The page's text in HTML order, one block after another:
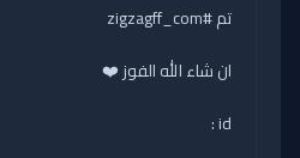
تم #zigzagff_com
ان شاء الله الفوز ❤️
id :